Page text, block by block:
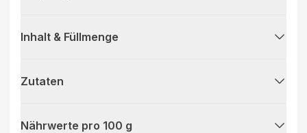
Inhalt & Füllmenge
Zutaten
Nährwerte pro 100 g